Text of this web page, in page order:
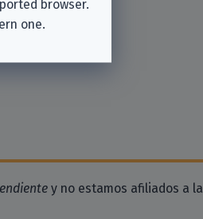
y no estamos afiliados a la
browser.
one.